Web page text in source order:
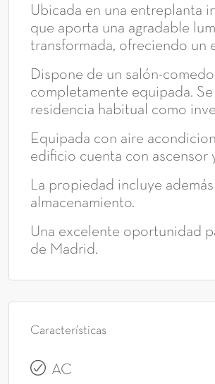
Ubicada en una entreplanta
que aporta una agradable
transformada, ofreciendo un
Dispone de un salón-
completamente equipada.
residencia habitual como
Equipada con aire
edificio cuenta con
La propiedad incluye
almacenamiento.
Una excelente oportunidad
de Madrid.
Características
AC